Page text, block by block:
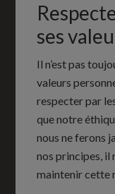
ses
Il n’est pas
valeurs
respecter par
que notre
nous ne ferons
nos principes, il
maintenir cette